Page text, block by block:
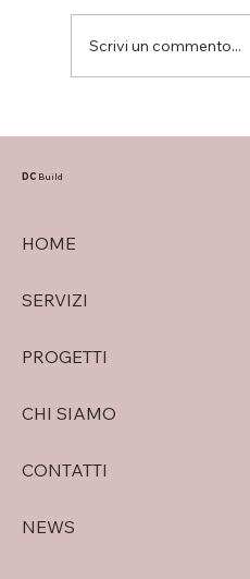
Scrivi un commento...
DC Build
HOME
SERVIZI
PROGETTI
CHI SIAMO
CONTATTI
NEWS